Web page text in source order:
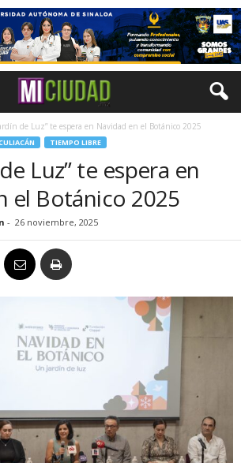
de Luz” te espera en Navidad en el Botánico 2025
TIEMPO LIBRE
Luz” te espera en
el Botánico 2025
- 26 noviembre, 2025